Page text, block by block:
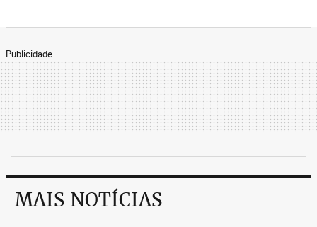
Publicidade
MAIS NOTÍCIAS